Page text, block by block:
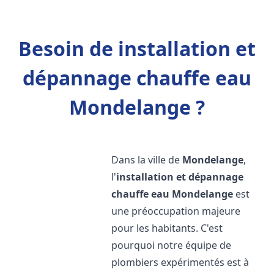
Besoin de installation et
dépannage chauffe eau
Mondelange ?
Dans la ville de Mondelange,
l'installation et dépannage
chauffe eau Mondelange est
une préoccupation majeure
pour les habitants. C'est
pourquoi notre équipe de
plombiers expérimentés est à